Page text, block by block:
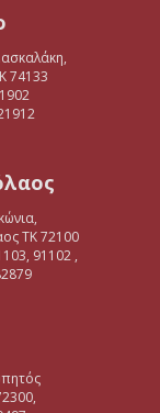
74133
ΤΚ 72100
91102 ,